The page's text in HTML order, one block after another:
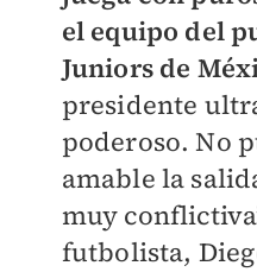
el equipo del
Juniors de
presidente
poderoso. No
amable la
muy
futbolista,